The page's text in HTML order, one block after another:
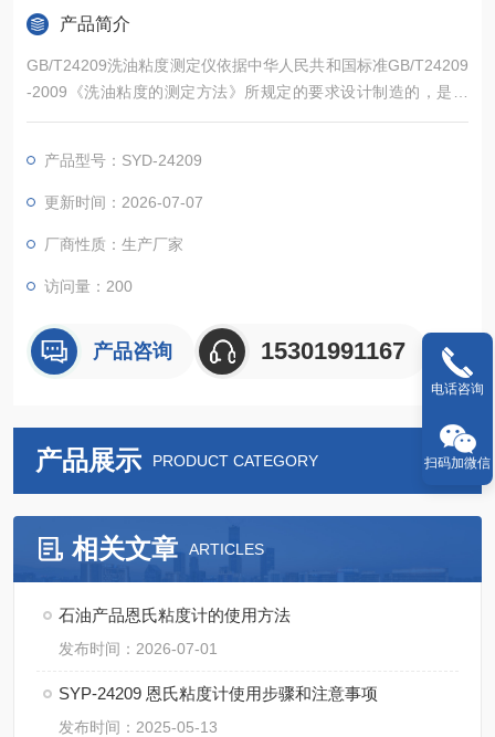
产品简介
GB/T24209洗油粘度测定仪依据中华人民共和国标准GB/T24209
-2009《洗油粘度的测定方法》所规定的要求设计制造的，是本
公司新研制的洗油粘度试验器，适用于分馏高温煤焦油所得洗油
产品型号：SYD-24209
更新时间：2026-07-07
厂商性质：生产厂家
访问量：200
产品咨询 15301991167
产品展示 PRODUCT CATEGORY
相关文章 ARTICLES
石油产品恩氏粘度计的使用方法
发布时间：2026-07-01
SYP-24209 恩氏粘度计使用步骤和注意事项
发布时间：2025-05-13
电话咨询
扫码加微信